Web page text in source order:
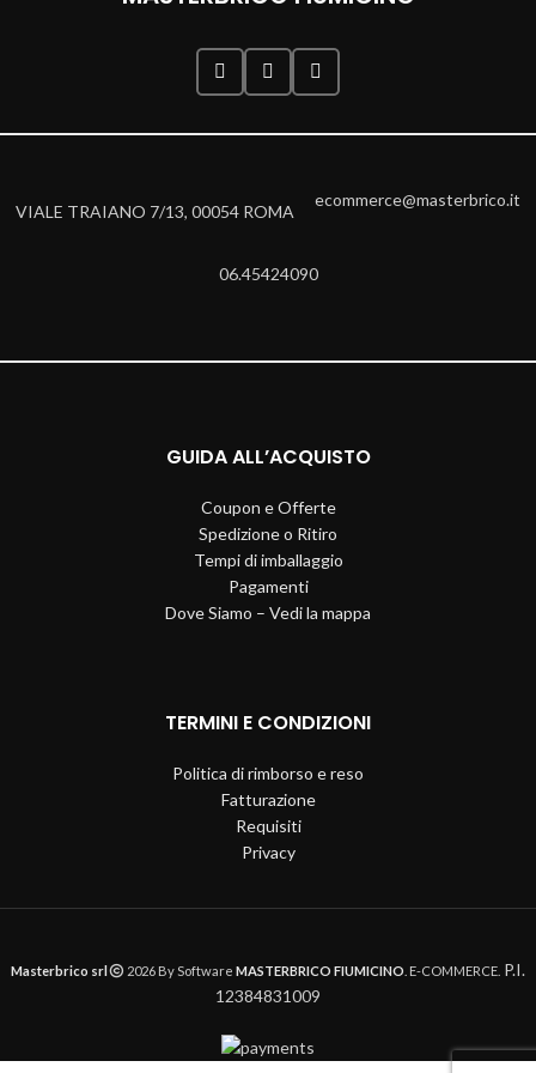
VIALE TRAIANO 7/13, 00054 ROMA
ecommerce@masterbrico.it
06.45424090
GUIDA ALL’ACQUISTO
Coupon e Offerte
Spedizione o Ritiro
Tempi di imballaggio
Pagamenti
Dove Siamo – Vedi la mappa
TERMINI E CONDIZIONI
Politica di rimborso e reso
Fatturazione
Requisiti
Privacy
Masterbrico srl 2026 By Software MASTERBRICO FIUMICINO . E-COMMERCE. P.I.
12384831009